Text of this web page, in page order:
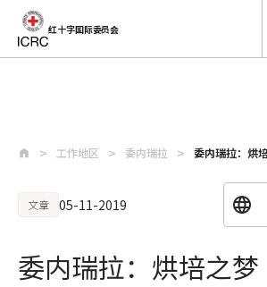
红十字国际委员会
工作地区 委内瑞拉 委内瑞拉：烘
文章 05-11-2019
委内瑞拉：烘培之梦